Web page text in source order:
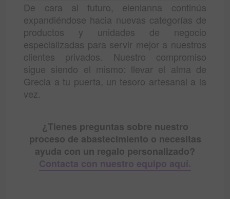
De cara al futuro, elenianna continúa
expandiéndose hacia nuevas categorías de
productos y unidades de negocio
especializadas para servir mejor a nuestros
clientes privados. Nuestro compromiso
sigue siendo el mismo: llevar el alma de
Grecia a tu puerta, un tesoro artesanal a la
vez.
¿Tienes preguntas sobre nuestro
proceso de abastecimiento o necesitas
ayuda con un regalo personalizado?
Contacta con nuestro equipo aquí.